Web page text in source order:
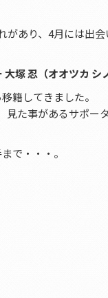
あり、4月には出
大塚 忍（オオツカ シ
籍してきました。
た事があるサポー
で・・・。